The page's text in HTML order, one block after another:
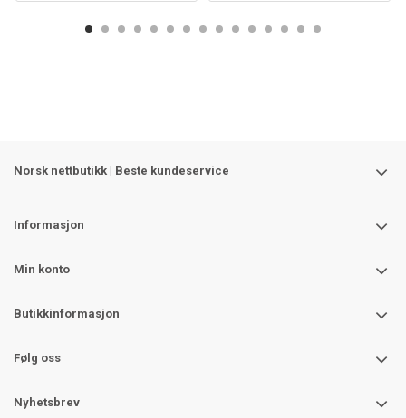
Norsk nettbutikk | Beste kundeservice
Informasjon
Min konto
Butikkinformasjon
Følg oss
Nyhetsbrev